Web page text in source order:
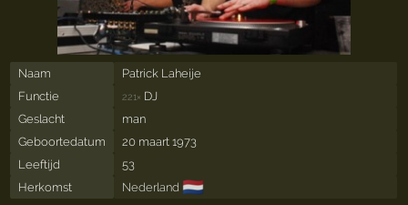
Naam
Patrick Laheije
Functie
221× DJ
Geslacht
man
Geboortedatum
20 maart 1973
Leeftijd
53
Herkomst
Nederland 🇳🇱